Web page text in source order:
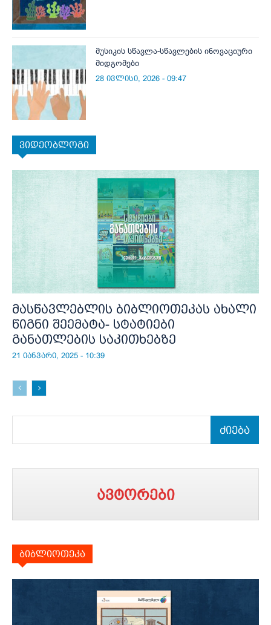
მუსიკის სწავლა-სწავლების ინოვაციური
მიდგომები
28 ივლისი, 2026 - 09:47
ვიდეობლოგი
მასწავლებლის ბიბლიოთეკას ახალი
წიგნი შეემატა- სტატიები
განათლების საკითხებზე
21 იანვარი, 2025 - 10:39
ძიება
ავტორები
ბიბლიოთეკა